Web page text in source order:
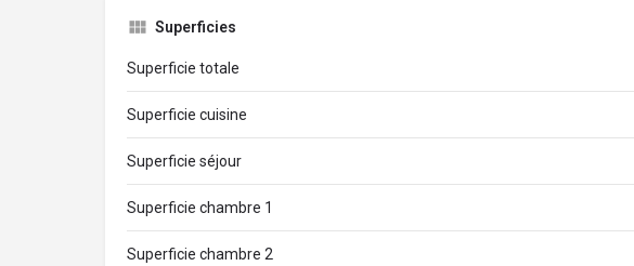
Superficies
Superficie totale
Superficie cuisine
Superficie séjour
Superficie chambre 1
Superficie chambre 2